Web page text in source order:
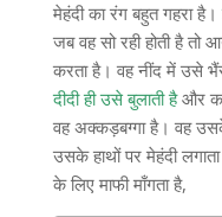
मेहंदी का रंग बहुत गहरा है।
जब वह सो रही होती है तो
करता है। वह नींद में उसे
दीदी ही उसे बुलाती हैऔर
वह अक्कड़बग्गा है। वह
उसके हाथों पर मेहंदी
के लिए माफी माँगता है,